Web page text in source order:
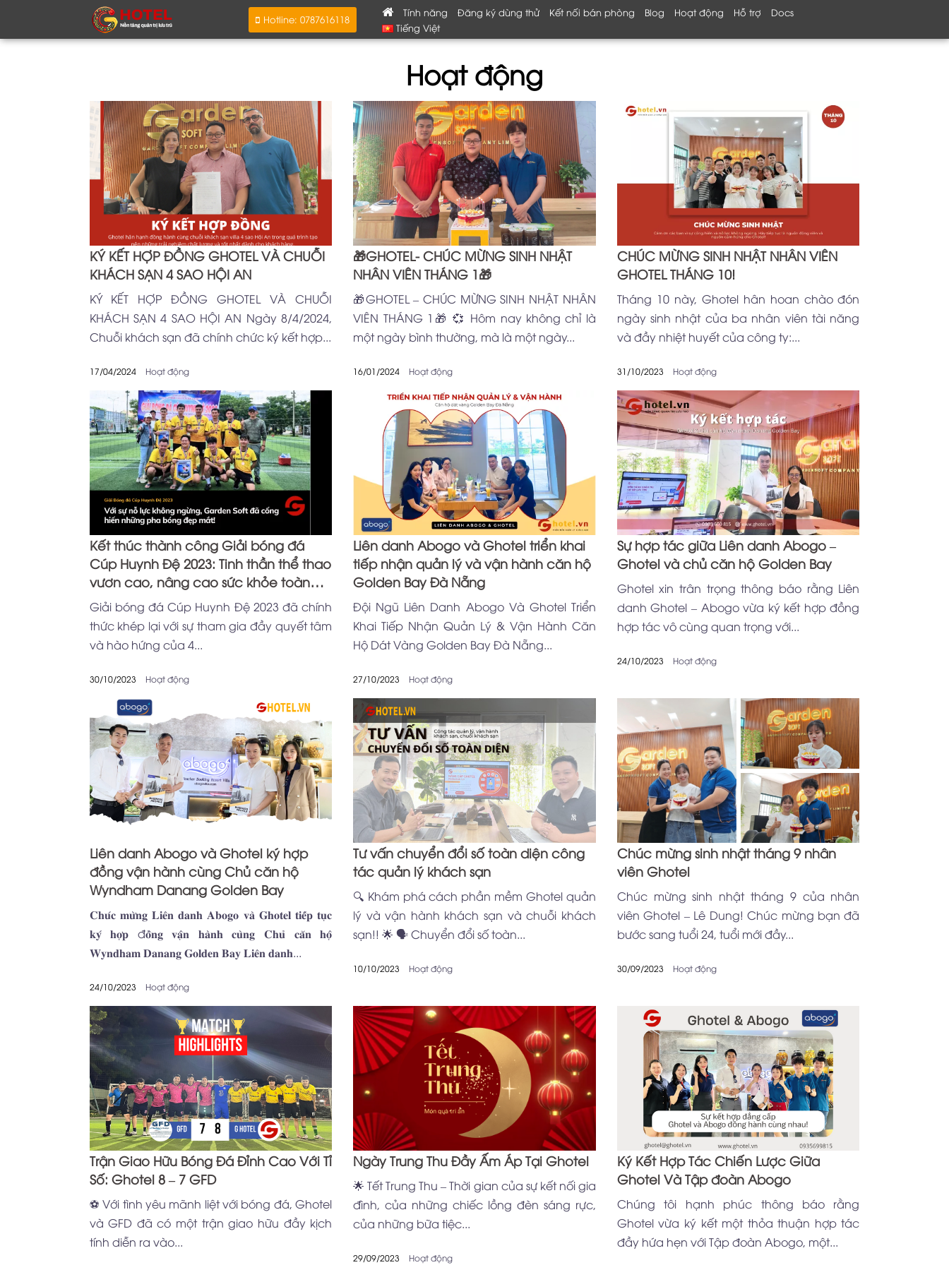
Hotline: 0787616118
Tính năng Đăng ký dùng thử Kết nối bán phòng Blog Hoạt động Hỗ trợ
Docs
Tiếng Việt
Hoạt động
KÝ KẾT HỢP ĐỒNG GHOTEL VÀ CHUỖI
KHÁCH SẠN 4 SAO HỘI AN
KÝ KẾT HỢP ĐỒNG GHOTEL VÀ CHUỖI
KHÁCH SẠN 4 SAO HỘI AN Ngày 8/4/2024,
Chuỗi khách sạn đã chính chức ký kết hợp...
17/04/2024 Hoạt động
🎁GHOTEL- CHÚC MỪNG SINH NHẬT
NHÂN VIÊN THÁNG 1🎁
🎁GHOTEL – CHÚC MỪNG SINH NHẬT NHÂN
VIÊN THÁNG 1🎁 💞 Hôm nay không chỉ là
một ngày bình thường, mà là một ngày...
16/01/2024 Hoạt động
CHÚC MỪNG SINH NHẬT NHÂN VIÊN
GHOTEL THÁNG 10!
Tháng 10 này, Ghotel hân hoan chào đón
ngày sinh nhật của ba nhân viên tài năng
và đầy nhiệt huyết của công ty:...
31/10/2023 Hoạt động
Kết thúc thành công Giải bóng đá
Cúp Huynh Đệ 2023: Tinh thần thể thao
vươn cao, nâng cao sức khỏe toàn
diện
Giải bóng đá Cúp Huynh Đệ 2023 đã chính
thức khép lại với sự tham gia đầy quyết tâm
và hào hứng của 4...
30/10/2023 Hoạt động
Liên danh Abogo và Ghotel triển khai
tiếp nhận quản lý và vận hành căn hộ
Golden Bay Đà Nẵng
Đội Ngũ Liên Danh Abogo Và Ghotel Triển
Khai Tiếp Nhận Quản Lý & Vận Hành Căn
Hộ Dát Vàng Golden Bay Đà Nẵng...
27/10/2023 Hoạt động
Sự hợp tác giữa Liên danh Abogo –
Ghotel và chủ căn hộ Golden Bay
Ghotel xin trân trọng thông báo rằng Liên
danh Ghotel – Abogo vừa ký kết hợp đồng
hợp tác vô cùng quan trọng với...
24/10/2023 Hoạt động
Liên danh Abogo và Ghotel ký hợp
đồng vận hành cùng Chủ căn hộ
Wyndham Danang Golden Bay
𝐂𝐡𝐮́𝐜 𝐦𝐮̛̀𝐧𝐠 𝐋𝐢𝐞̂𝐧 𝐝𝐚𝐧𝐡 𝐀𝐛𝐨𝐠𝐨 𝐯𝐚̀ 𝐆𝐡𝐨𝐭𝐞𝐥 𝐭𝐢𝐞̂́𝐩 𝐭𝐮̣𝐜
𝐤𝐲́ 𝐡𝐨̛̣𝐩 đ𝐨̂̀𝐧𝐠 𝐯𝐚̣̂𝐧 𝐡𝐚̀𝐧𝐡 𝐜𝐮̀𝐧𝐠 𝐂𝐡𝐮̉ 𝐜𝐚̆𝐧 𝐡𝐨̣̂
𝐖𝐲𝐧𝐝𝐡𝐚𝐦 𝐃𝐚𝐧𝐚𝐧𝐠 𝐆𝐨𝐥𝐝𝐞𝐧 𝐁𝐚𝐲 𝐋𝐢𝐞̂𝐧 𝐝𝐚𝐧𝐡...
24/10/2023 Hoạt động
Tư vấn chuyển đổi số toàn diện công
tác quản lý khách sạn
🔍 Khám phá cách phần mềm Ghotel quản
lý và vận hành khách sạn và chuỗi khách
sạn!! 🌟 🗣️ Chuyển đổi số toàn...
10/10/2023 Hoạt động
Chúc mừng sinh nhật tháng 9 nhân
viên Ghotel
Chúc mừng sinh nhật tháng 9 của nhân
viên Ghotel – Lê Dung! Chúc mừng bạn đã
bước sang tuổi 24, tuổi mới đầy...
30/09/2023 Hoạt động
Trận Giao Hữu Bóng Đá Đỉnh Cao Với Tỉ
Số: Ghotel 8 – 7 GFD
⚽️ Với tình yêu mãnh liệt với bóng đá, Ghotel
và GFD đã có một trận giao hữu đầy kịch
tính diễn ra vào...
Ngày Trung Thu Đầy Ấm Áp Tại Ghotel
🌟 Tết Trung Thu – Thời gian của sự kết nối gia
đình, của những chiếc lồng đèn sáng rực,
của những bữa tiệc...
29/09/2023 Hoạt động
Ký Kết Hợp Tác Chiến Lược Giữa
Ghotel Và Tập đoàn Abogo
Chúng tôi hạnh phúc thông báo rằng
Ghotel vừa ký kết một thỏa thuận hợp tác
đầy hứa hẹn với Tập đoàn Abogo, một...